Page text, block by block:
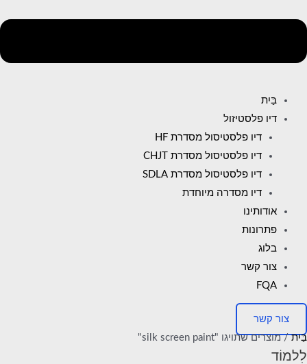
בַּיִת
דיו פלסטיזול
דיו פלסטיסול מסדרת HF
דיו פלסטיסול מסדרת CHJT
דיו פלסטיסול מסדרת SDLA
דיו מסדרה מיוחדת
אודותינו
פתרונות
בלוג
צור קשר
FQA
צור קשר
בַּיִת/ מוצרים שתויגו "silk screen paint"
לִלמוֹד